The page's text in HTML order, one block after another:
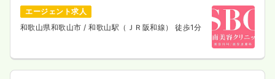
エージェント求人
和歌山県和歌山市/ 和歌山駅（ＪＲ阪和線） 徒歩1分